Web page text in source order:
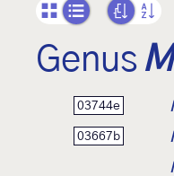
Genus
03744e
03667b